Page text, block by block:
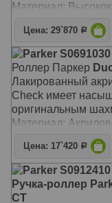
Материал:
Цена: 29`870 Р
Parker S0691030
Роллер Паркер
Лакированный
Check имеет
оригинальным
Материал:
Цена: 17`420 Р
Parker S0912410
Ручка-роллер
CT